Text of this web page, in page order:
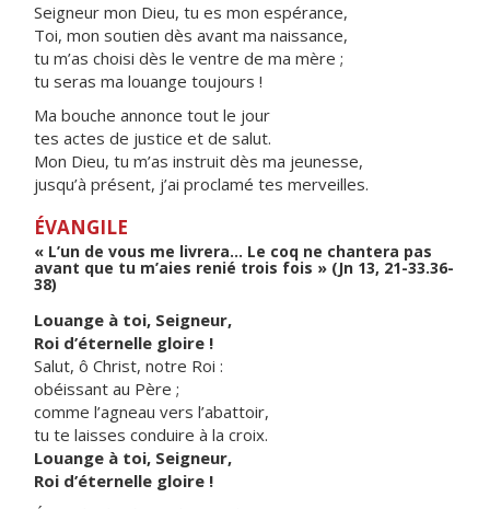
Seigneur mon Dieu, tu es mon espérance,
Toi, mon soutien dès avant ma naissance,
tu m’as choisi dès le ventre de ma mère ;
tu seras ma louange toujours !
Ma bouche annonce tout le jour
tes actes de justice et de salut.
Mon Dieu, tu m’as instruit dès ma jeunesse,
jusqu’à présent, j’ai proclamé tes merveilles.
ÉVANGILE
« L’un de vous me livrera… Le coq ne chantera pas
avant que tu m’aies renié trois fois » (Jn 13, 21-33.36-
38)
Louange à toi, Seigneur,
Roi d’éternelle gloire !
Salut, ô Christ, notre Roi :
obéissant au Père ;
comme l’agneau vers l’abattoir,
tu te laisses conduire à la croix.
Louange à toi, Seigneur,
Roi d’éternelle gloire !